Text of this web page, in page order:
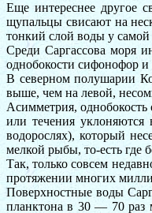
Еще интереснее другое
щупальцы свисают на
тонкий слой воды у самой
Среди Саргассова моря
однобокости сифонофор
В северном полушарии
выше, чем на левой,
Асимметрия,
или течения
водорослях), который
мелкой рыбы, то-есть
Так, только совсем
протяжении многих
Поверхностные воды
планктона в 30 — 70 раз